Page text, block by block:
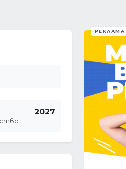
2027
РЕКЛАМА